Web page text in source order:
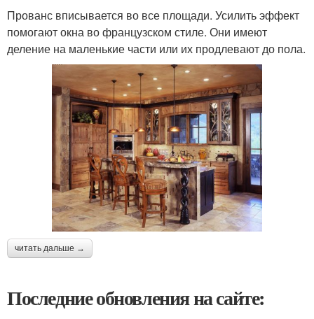
Прованс вписывается во все площади. Усилить эффект
помогают окна во французском стиле. Они имеют
деление на маленькие части или их продлевают до пола.
читать дальше →
Последние обновления на сайте: